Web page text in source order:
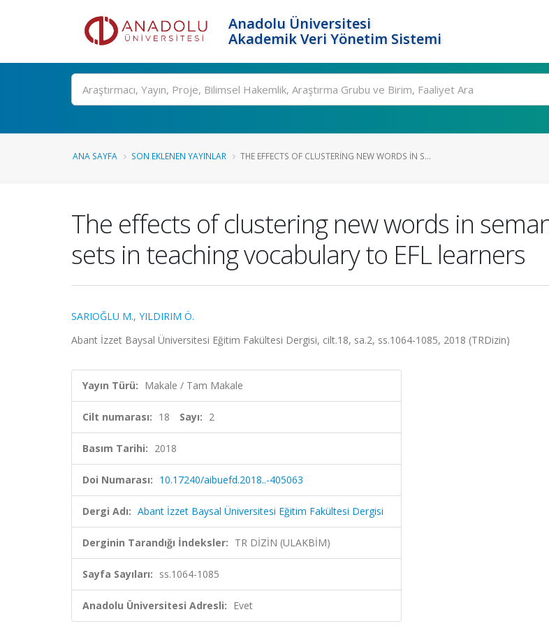
Anadolu Üniversitesi
Akademik Veri Yönetim Sistemi
Ara
ANA SAYFA SON EKLENEN YAYINLAR THE EFFECTS OF CLUSTERING NEW WORDS IN S...
The effects of clustering new words in
sets in teaching vocabulary to EFL learners
SARIOĞLU M., YILDIRIM Ö.
Abant İzzet Baysal Üniversitesi Eğitim Fakültesi Dergisi, cilt.18, sa.2, ss.1064-1085, 2018 (TRDizin)
Yayın Türü: Makale / Tam Makale
Cilt numarası: 18 Sayı: 2
Basım Tarihi: 2018
Doi Numarası: 10.17240/aibuefd.2018..-405063
Dergi Adı: Abant İzzet Baysal Üniversitesi Eğitim Fakültesi Dergisi
Derginin Tarandığı İndeksler: TR DİZİN (ULAKBİM)
Sayfa Sayıları: ss.1064-1085
Anadolu Üniversitesi Adresli: Evet